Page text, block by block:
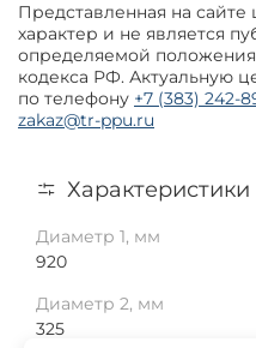
Представленная на
характер и не является
определяемой
кодекса РФ. Актуальную
по телефону +7 (383) 242-
zakaz@tr-ppu.ru
Характеристики
Диаметр 1, мм
920
Диаметр 2, мм
325